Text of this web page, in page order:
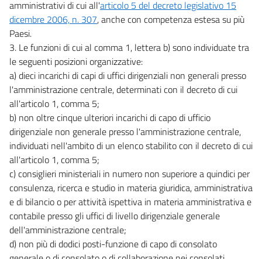
amministrativi di cui all'articolo 5 del decreto legislativo 15
dicembre 2006, n. 307, anche con competenza estesa su più
Paesi.
3. Le funzioni di cui al comma 1, lettera b) sono individuate tra
le seguenti posizioni organizzative:
a) dieci incarichi di capi di uffici dirigenziali non generali presso
l'amministrazione centrale, determinati con il decreto di cui
all'articolo 1, comma 5;
b) non oltre cinque ulteriori incarichi di capo di ufficio
dirigenziale non generale presso l'amministrazione centrale,
individuati nell'ambito di un elenco stabilito con il decreto di cui
all'articolo 1, comma 5;
c) consiglieri ministeriali in numero non superiore a quindici per
consulenza, ricerca e studio in materia giuridica, amministrativa
e di bilancio o per attività ispettiva in materia amministrativa e
contabile presso gli uffici di livello dirigenziale generale
dell'amministrazione centrale;
d) non più di dodici posti-funzione di capo di consolato